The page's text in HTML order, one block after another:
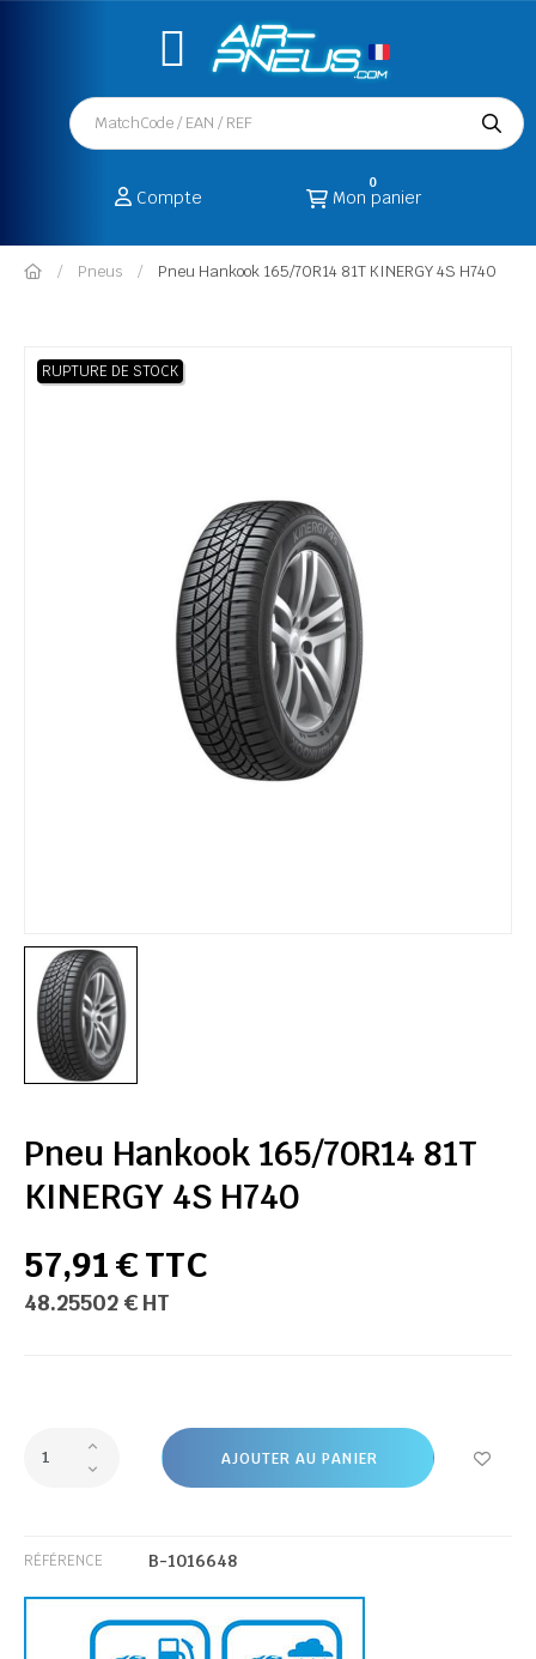
Compte Mon panier
0
Pneus Pneu Hankook 165/70R14 81T KINERGY 4S H740
RUPTURE DE STOCK
Pneu Hankook 165/70R14 81T
KINERGY 4S H740
57,91 € TTC
48.25502 € HT
AJOUTER AU PANIER
RÉFÉRENCE B-1016648